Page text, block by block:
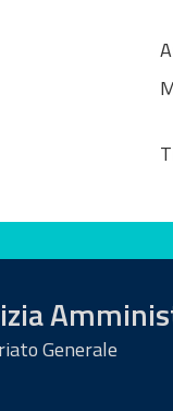
Generale